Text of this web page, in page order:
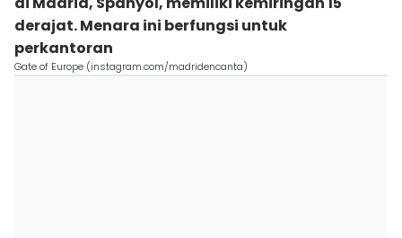
derajat. Menara ini berfungsi untuk
perkantoran
Gate of Europe (instagram.com/madridencanta)